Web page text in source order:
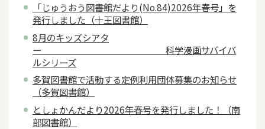
「じゅうおう図書館だより(No.84)2026年春号」を
発行しました（十王図書館）
8月のキッズシアタ
ー 科学漫画サバイバ
ルシリーズ
多賀図書館で活動する定例利用団体募集のお知らせ
（多賀図書館）
としょかんだより2026年春号を発行しました！（南
部図書館）